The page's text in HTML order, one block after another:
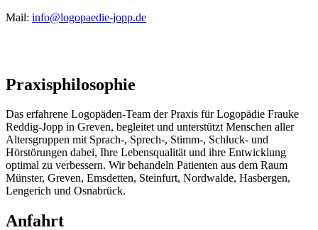
Mail: info@logopaedie-jopp.de
Praxisphilosophie
Das erfahrene Logopäden-Team der Praxis für Logopädie Frauke
Reddig-Jopp in Greven, begleitet und unterstützt Menschen aller
Altersgruppen mit Sprach-, Sprech-, Stimm-, Schluck- und
Hörstörungen dabei, Ihre Lebensqualität und ihre Entwicklung
optimal zu verbessern. Wir behandeln Patienten aus dem Raum
Münster, Greven, Emsdetten, Steinfurt, Nordwalde, Hasbergen,
Lengerich und Osnabrück.
Anfahrt